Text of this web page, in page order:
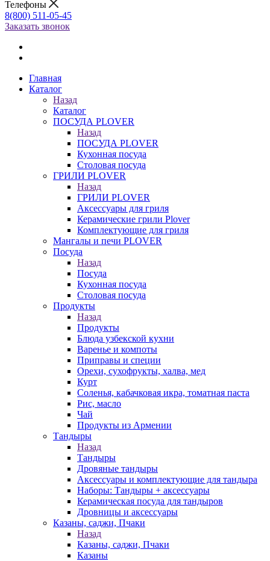
Телефоны
8(800) 511-05-45
Заказать звонок
Главная
Каталог
Назад
Каталог
ПОСУДА PLOVER
Назад
ПОСУДА PLOVER
Кухонная посуда
Столовая посуда
ГРИЛИ PLOVER
Назад
ГРИЛИ PLOVER
Аксессуары для гриля
Керамические грили Plover
Комплектующие для гриля
Мангалы и печи PLOVER
Посуда
Назад
Посуда
Кухонная посуда
Столовая посуда
Продукты
Назад
Продукты
Блюда узбекской кухни
Варенье и компоты
Приправы и специи
Орехи, сухофрукты, халва, мед
Курт
Соленья, кабачковая икра, томатная паста
Рис, масло
Чай
Продукты из Армении
Тандыры
Назад
Тандыры
Дровяные тандыры
Аксессуары и комплектующие для тандыра
Наборы: Тандыры + аксессуары
Керамическая посуда для тандыров
Дровницы и аксессуары
Казаны, саджи, Пчаки
Назад
Казаны, саджи, Пчаки
Казаны